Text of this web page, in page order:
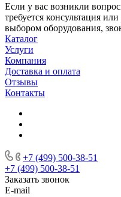
Если у вас возникли
требуется консультация
выбором оборудования,
Каталог
Услуги
Компания
Доставка и оплата
Отзывы
Контакты
+7 (499) 500-38-51
+7 (499) 500-38-51
Заказать звонок
E-mail